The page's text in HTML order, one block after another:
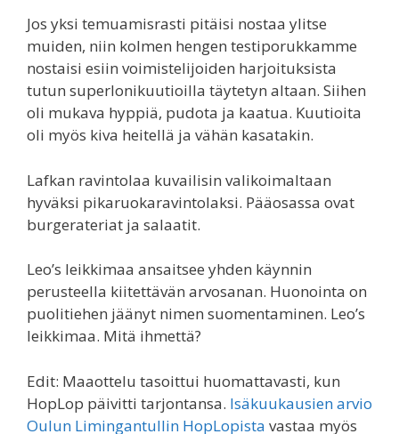
Jos yksi temuamisrasti pitäisi nostaa ylitse
muiden, niin kolmen hengen testiporukkamme
nostaisi esiin voimistelijoiden harjoituksista
tutun superlonikuutioilla täytetyn altaan. Siihen
oli mukava hyppiä, pudota ja kaatua. Kuutioita
oli myös kiva heitellä ja vähän kasatakin.
Lafkan ravintolaa kuvailisin valikoimaltaan
hyväksi pikaruokaravintolaksi. Pääosassa ovat
burgerateriat ja salaatit.
Leo’s leikkimaa ansaitsee yhden käynnin
perusteella kiitettävän arvosanan. Huonointa on
puolitiehen jäänyt nimen suomentaminen. Leo’s
leikkimaa. Mitä ihmettä?
Edit: Maaottelu tasoittui huomattavasti, kun
HopLop päivitti tarjontansa. Isäkuukausien arvio
Oulun Limingantullin HopLopista vastaa myös